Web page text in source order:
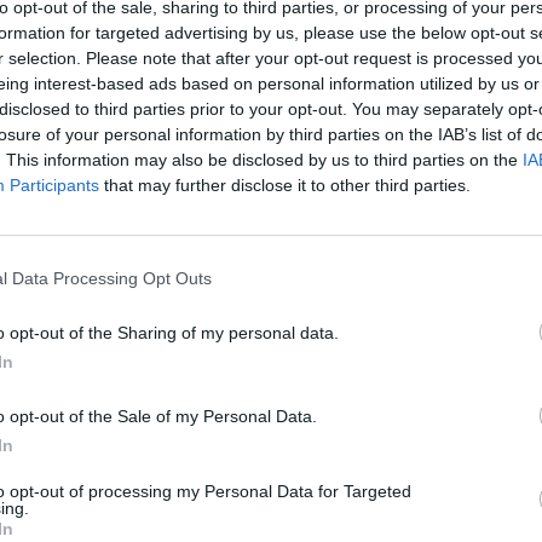
opt-out of the sale, sharing to third parties, or processing of your
for targeted advertising by us, please use the below opt-out
selection. Please note that after your opt-out request is processed
interest-based ads based on personal information utilized by us
to third parties prior to your opt-out. You may separately
of your personal information by third parties on the IAB’s list of
This information may also be disclosed by us to third parties on the
Participants that may further disclose it to other third parties.
Data Processing Opt Outs
opt-out of the Sharing of my personal data.
opt-out of the Sale of my Personal Data.
opt-out of processing my Personal Data for Targeted
sorozat után, melynek keretében a
ra csökkentette az irányadó kamatlábat, itt az
Gyula, a Monetáris Tanács tagja a Bloombergnek
elárulta, hogy júniusra hová érkezhet a
a jegybankár a napokban bejelentett költségvetési
a puha megérkezésre" - mondta Pleschinger Gyula, ezzel arra
üteme. A hírügynökség emlékeztet arra, hogy a jegybankár
"Innentől kezdve mindenképpen óvatosabb, kisebb
szükségünk. Nem érdemes meglepni a piacokat" - fejtette ki.
portfolio.hu hírarchívumához tartozik, melynek olvasása